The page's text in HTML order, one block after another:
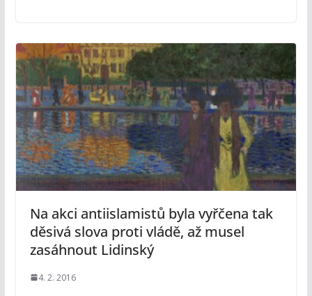
Na akci antiislamistů byla vyřčena tak
děsivá slova proti vládě, až musel
zasáhnout Lidinský
4. 2. 2016